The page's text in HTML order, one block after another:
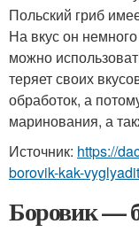
Польский гриб
На вкус он
можно
теряет своих
обработок, а
маринования, а
Источник: https://
borovik-kak-
Боровик —